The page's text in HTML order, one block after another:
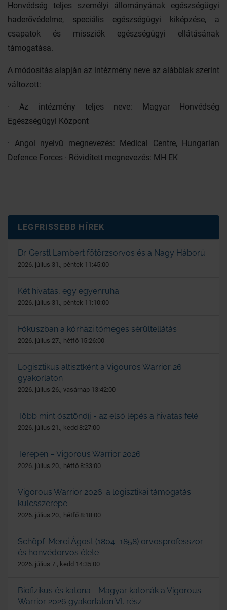
Honvédség teljes személyi állományának egészségügyi
haderővédelme, speciális egészségügyi kiképzése, a
csapatok és missziók egészségügyi ellátásának
támogatása.
A módosítás alapján az intézmény neve az alábbiak szerint
változott:
· Az intézmény teljes neve: Magyar Honvédség
Egészségügyi Központ
· Angol nyelvű megnevezés: Medical Centre, Hungarian
Defence Forces · Rövidített megnevezés: MH EK
LEGFRISSEBB HÍREK
Dr. Gerstl Lambert főtörzsorvos és a Nagy Háború
2026. július 31., péntek 11:45:00
Két hivatás, egy egyenruha
2026. július 31., péntek 11:10:00
Fókuszban a kórházi tömeges sérültellátás
2026. július 27., hétfő 15:26:00
Logisztikus altisztként a Vigouros Warrior 26
gyakorlaton
2026. július 26., vasárnap 13:42:00
Több mint ösztöndíj - az első lépés a hivatás felé
2026. július 21., kedd 8:27:00
Terepen – Vigorous Warrior 2026
2026. július 20., hétfő 8:33:00
Vigorous Warrior 2026: a logisztikai támogatás
kulcsszerepe
2026. július 20., hétfő 8:18:00
Schöpf-Merei Ágost (1804–1858) orvosprofesszor
és honvédorvos élete
2026. július 7., kedd 14:35:00
Biofizikus és katona - Magyar katonák a Vigorous
Warrior 2026 gyakorlaton VI. rész